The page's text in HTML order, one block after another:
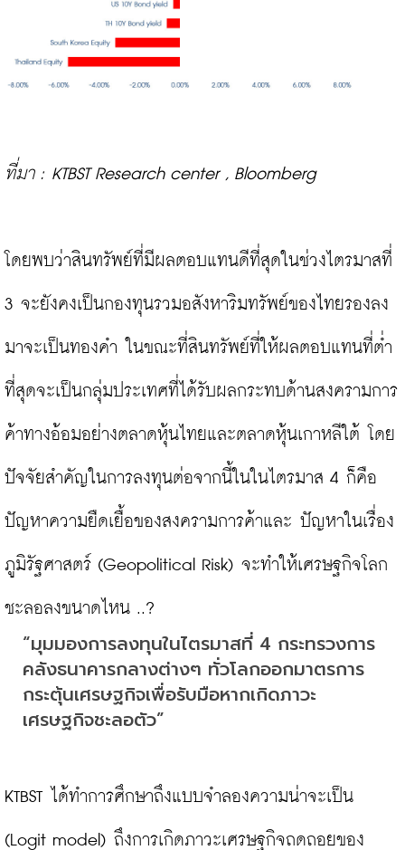
ที่มา : KTBST Research center , Bloomberg
โดยพบว่าสินทรัพย์ที่มีผลตอบแทนดีที่สุดในช่วงไตรมาสที่
3 จะยังคงเป็นกองทุนรวมอสังหาริมทรัพย์ของไทยรองลง
มาจะเป็นทองคำ ในขณะที่สินทรัพย์ที่ให้ผลตอบแทนที่ต่ำ
ที่สุดจะเป็นกลุ่มประเทศที่ได้รับผลกระทบด้านสงครามการ
ค้าทางอ้อมอย่างตลาดหุ้นไทยและตลาดหุ้นเกาหลีใต้ โดย
ปัจจัยสำคัญในการลงทุนต่อจากนี้ในในไตรมาส 4 ก็คือ
ปัญหาความยืดเยื้อของสงครามการค้าและ ปัญหาในเรื่อง
ภูมิรัฐศาสตร์ (Geopolitical Risk) จะทำให้เศรษฐกิจโลก
“มุมมองการลงทุนในไตรมาสที่ 4 กระทรวงการ
คลังธนาคารกลางต่างๆ ทั่วโลกออกมาตรการ
กระตุ้นเศรษฐกิจเพื่อรับมือหากเกิดภาวะ
เศรษฐกิจชะลอตัว”
KTBST ได้ทำการศึกษาถึงแบบจำลองความน่าจะเป็น
(Logit model) ถึงการเกิดภาวะเศรษฐกิจถดถอยของ